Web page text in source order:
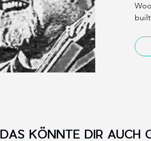
DAS KÖNNTE DIR AUCH